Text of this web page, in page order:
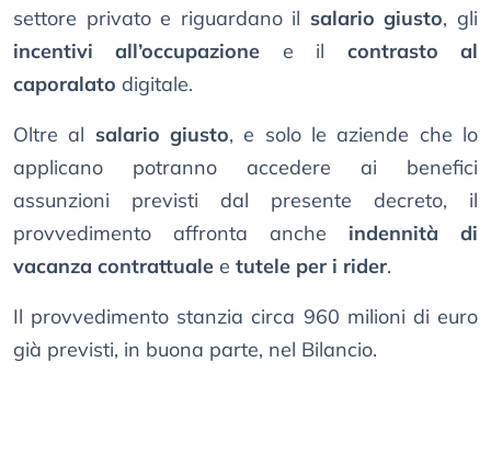
settore privato e riguardano il salario giusto, gli
incentivi all’occupazione e il contrasto al
caporalato digitale.
Oltre al salario giusto, e solo le aziende che lo
applicano potranno accedere ai benefici
assunzioni previsti dal presente decreto, il
provvedimento affronta anche indennità di
vacanza contrattuale e tutele per i rider.
Il provvedimento stanzia circa 960 milioni di euro
già previsti, in buona parte, nel Bilancio.